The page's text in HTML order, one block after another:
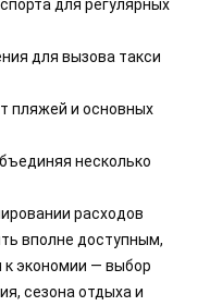
для регулярных
для вызова такси
пляжей и основных
несколько
расходов
вполне доступным,
экономии — выбор
сезона отдыха и